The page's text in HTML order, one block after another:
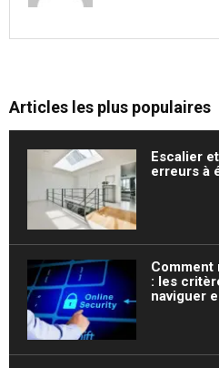
Articles les plus populaires
Escalier
erreurs à
Comment
: les
naviguer